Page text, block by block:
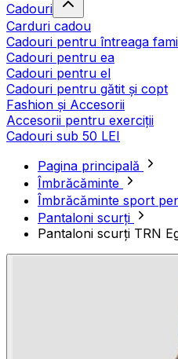
Cadouri
Carduri cadou
Cadouri pentru întreaga
Cadouri pentru ea
Cadouri pentru el
Cadouri pentru gătit și copt
Fashion și Accesorii
Accesorii pentru exerciții
Cadouri sub 50 LEI
Pagina principală
Îmbrăcăminte
Îmbrăcăminte sport
Pantaloni scurți
Pantaloni scurți TRN